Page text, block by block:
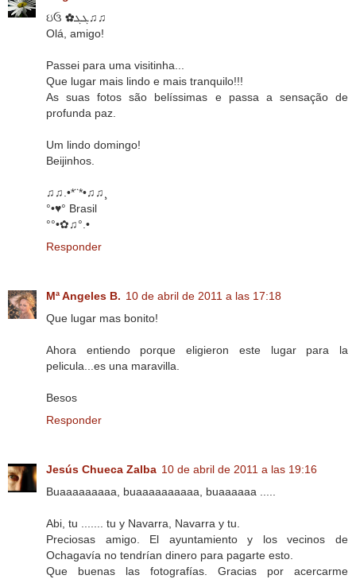
ઇઉ ✿ܓܓ♫♫
Olá, amigo!
Passei para uma visitinha...
Que lugar mais lindo e mais tranquilo!!!
As suas fotos são belíssimas e passa a sensação de
profunda paz.
Um lindo domingo!
Beijinhos.
♫♫.•*¨*•♫♫¸
°•♥° Brasil
°°•✿♫°.•
Responder
Mª Angeles B. 10 de abril de 2011 a las 17:18
Que lugar mas bonito!
Ahora entiendo porque eligieron este lugar para la
pelicula...es una maravilla.
Besos
Responder
Jesús Chueca Zalba 10 de abril de 2011 a las 19:16
Buaaaaaaaaa, buaaaaaaaaaa, buaaaaaa .....
Abi, tu ....... tu y Navarra, Navarra y tu.
Preciosas amigo. El ayuntamiento y los vecinos de
Ochagavía no tendrían dinero para pagarte esto.
Que buenas las fotografías. Gracias por acercarme